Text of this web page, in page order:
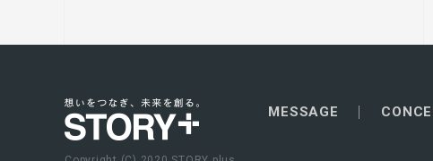
MESSAGE